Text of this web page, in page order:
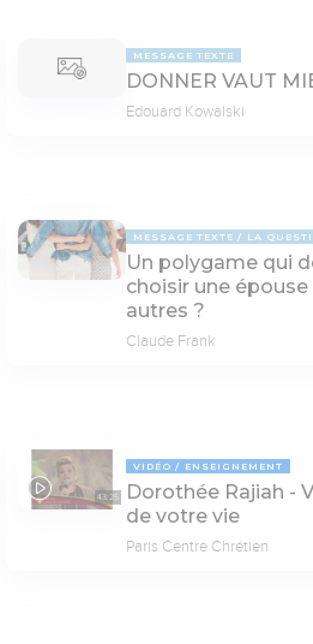
MESSAGE TEXTE
DONNER VAUT
Edouard Kowalski
MESSAGE TEXTE LA
Un polygame qui
choisir une
autres ?
Claude Frank
43:25
VIDÉO ENSEIGNEMENT
Dorothée Rajiah -
de votre vie
Paris Centre Chrétien